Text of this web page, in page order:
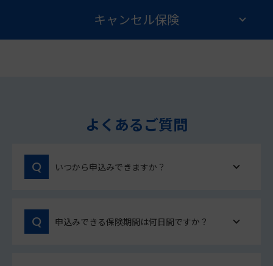
キャンセル保険
よくあるご質問
いつから申込みできますか？
申込みできる保険期間は何日間ですか？